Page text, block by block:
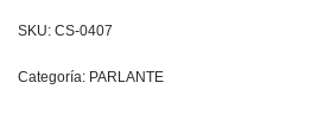
SKU: CS-0407
Categoría: PARLANTE